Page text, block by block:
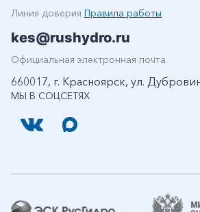
МЫ В СОЦСЕТЯХ
Линия доверия Правила работы
kes@rushydro.ru
Официальная электронная почта
660017, г. Красноярск, ул.